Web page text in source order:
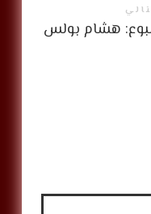
هشام بولس